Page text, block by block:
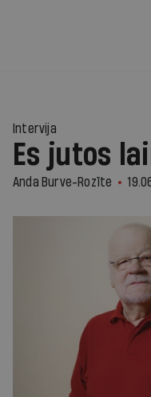
Intervija
Es jutos
Anda Burve-Rozīte